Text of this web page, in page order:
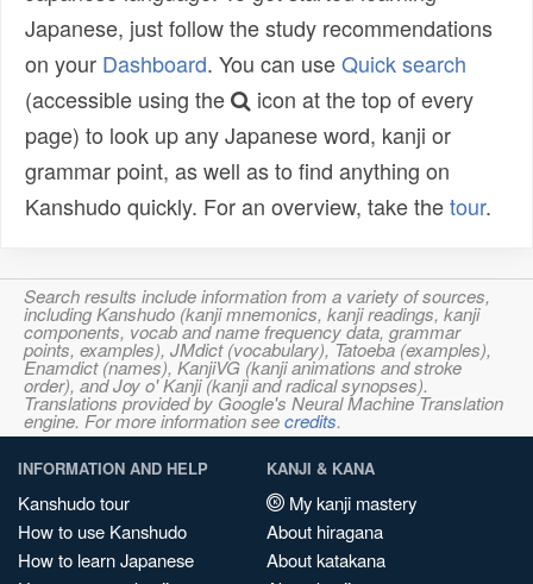
Japanese, just follow the study recommendations
on your Dashboard. You can useQuick search
(accessible using the
icon at the top of every
page) to look up any Japanese word, kanji or
grammar point, as well as to find anything on
Kanshudo quickly. For an overview, take thetour.
Search results include information from a variety of sources,
including Kanshudo (kanji mnemonics, kanji readings, kanji
components, vocab and name frequency data, grammar
points, examples), JMdict (vocabulary), Tatoeba (examples),
Enamdict (names), KanjiVG (kanji animations and stroke
order), and Joy o' Kanji (kanji and radical synopses).
Translations provided by Google's Neural Machine Translation
engine. For more information seecredits.
INFORMATION AND HELP
Kanshudo tour
How to use Kanshudo
How to learn Japanese
KANJI & KANA
My kanji mastery
About hiragana
About katakana